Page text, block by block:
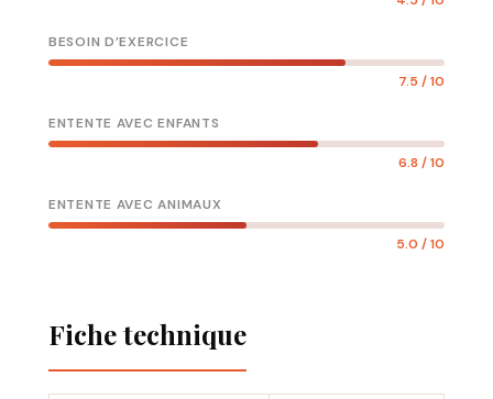
BESOIN D’EXERCICE
7.5 / 10
ENTENTE AVEC ENFANTS
6.8 / 10
ENTENTE AVEC ANIMAUX
5.0 / 10
Fiche technique